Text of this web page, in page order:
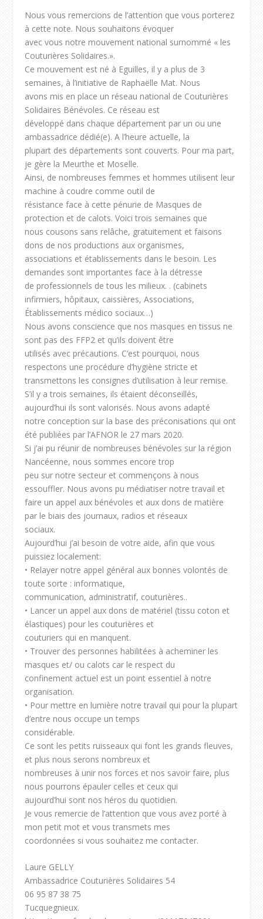
Nous vous remercions de l’attention que vous porterez
à cette note. Nous souhaitons évoquer
avec vous notre mouvement national surnommé « les
Couturières Solidaires.».
Ce mouvement est né à Eguilles, il y a plus de 3
semaines, à l’initiative de Raphaëlle Mat. Nous
avons mis en place un réseau national de Couturières
Solidaires Bénévoles. Ce réseau est
développé dans chaque département par un ou une
ambassadrice dédié(e). A l’heure actuelle, la
plupart des départements sont couverts. Pour ma part,
je gère la Meurthe et Moselle.
Ainsi, de nombreuses femmes et hommes utilisent leur
machine à coudre comme outil de
résistance face à cette pénurie de Masques de
protection et de calots. Voici trois semaines que
nous cousons sans relâche, gratuitement et faisons
dons de nos productions aux organismes,
associations et établissements dans le besoin. Les
demandes sont importantes face à la détresse
de professionnels de tous les milieux. . (cabinets
infirmiers, hôpitaux, caissières, Associations,
Établissements médico sociaux…)
Nous avons conscience que nos masques en tissus ne
sont pas des FFP2 et qu’ils doivent être
utilisés avec précautions. C’est pourquoi, nous
respectons une procédure d’hygiène stricte et
transmettons les consignes d’utilisation à leur remise.
S’il y a trois semaines, ils étaient déconseillés,
aujourd’hui ils sont valorisés. Nous avons adapté
notre conception sur la base des préconisations qui ont
été publiées par l’AFNOR le 27 mars 2020.
Si j’ai pu réunir de nombreuses bénévoles sur la région
Nancéenne, nous sommes encore trop
peu sur notre secteur et commençons à nous
essouffler. Nous avons pu médiatiser notre travail et
faire un appel aux bénévoles et aux dons de matière
par le biais des journaux, radios et réseaux
sociaux.
Aujourd’hui j’ai besoin de votre aide, afin que vous
puissiez localement:
• Relayer notre appel général aux bonnes volontés de
toute sorte : informatique,
communication, administratif, couturières..
• Lancer un appel aux dons de matériel (tissu coton et
élastiques) pour les couturières et
couturiers qui en manquent.
• Trouver des personnes habilitées à acheminer les
masques et/ ou calots car le respect du
confinement actuel est un point essentiel à notre
organisation.
• Pour mettre en lumière notre travail qui pour la plupart
d’entre nous occupe un temps
considérable.
Ce sont les petits ruisseaux qui font les grands fleuves,
et plus nous serons nombreux et
nombreuses à unir nos forces et nos savoir faire, plus
nous pourrons épauler celles et ceux qui
aujourd’hui sont nos héros du quotidien.
Je vous remercie de l’attention que vous avez porté à
mon petit mot et vous transmets mes
coordonnées si vous souhaitez me contacter.
Laure GELLY
Ambassadrice Couturières Solidaires 54
06 95 87 38 75
Tucquegnieux.